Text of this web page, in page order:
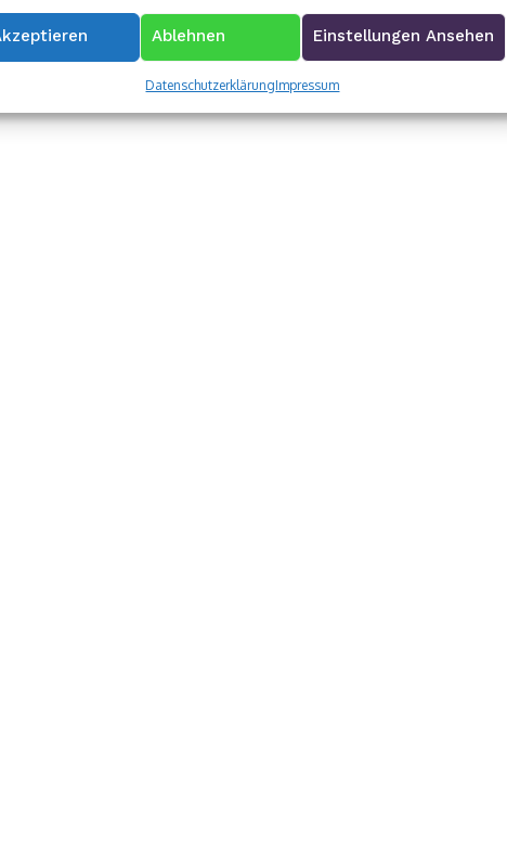
Ablehnen Einstellungen Ansehen
DatenschutzerklärungImpressum